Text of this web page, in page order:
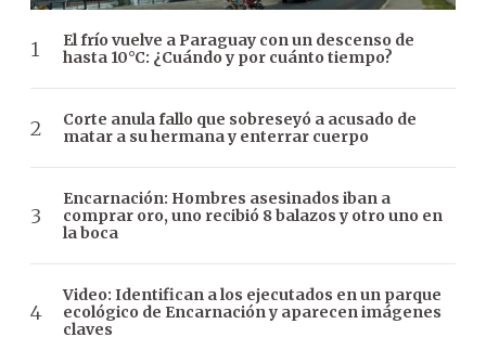
El frío vuelve a Paraguay con un descenso de
hasta 10°C: ¿Cuándo y por cuánto tiempo?
Corte anula fallo que sobreseyó a acusado de
matar a su hermana y enterrar cuerpo
Encarnación: Hombres asesinados iban a
comprar oro, uno recibió 8 balazos y otro uno en
la boca
Video: Identifican a los ejecutados en un parque
ecológico de Encarnación y aparecen imágenes
claves